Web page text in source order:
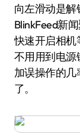
向左滑动是
BlinkFeed新
快速开启相机
不用用到电源
加误操作的
了。